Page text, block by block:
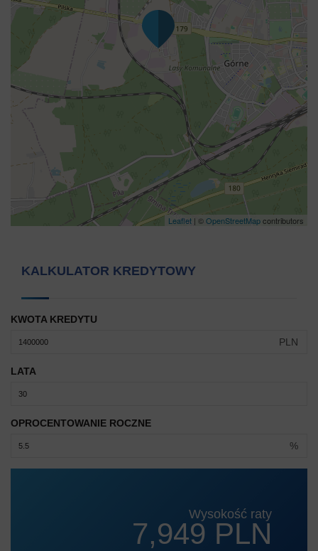
Leaflet | ©OpenStreetMapcontributors
KALKULATOR KREDYTOWY
KWOTA KREDYTU
PLN
LATA
OPROCENTOWANIE ROCZNE
%
Wysokość raty
7,949 PLN